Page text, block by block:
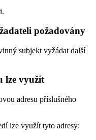
požadovány
subjekt vyžádat další
lze využít
adresu příslušného
lze využít tyto adresy: